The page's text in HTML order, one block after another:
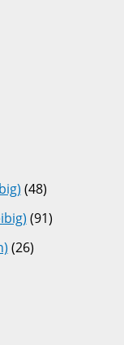
(48)
(91)
(26)